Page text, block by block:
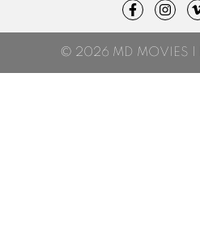
© 2026 MD MOVIES |